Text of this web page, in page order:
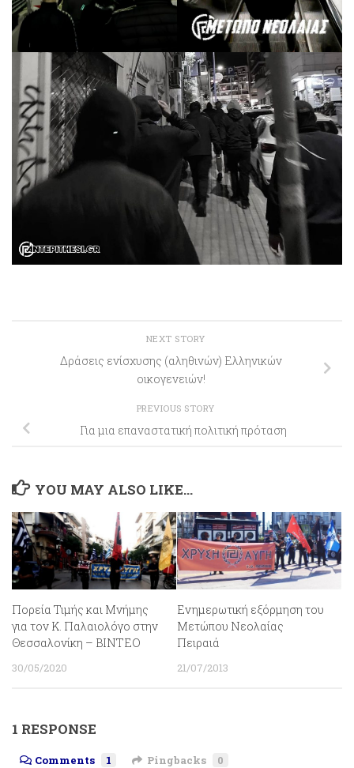
NEXT STORY
Δράσεις ενίσχυσης (αληθινών) Ελληνικών
οικογενειών!
PREVIOUS STORY
Για μια επαναστατική πολιτική πρόταση
YOU MAY ALSO LIKE...
Πορεία Τιμής και Μνήμης
για τον Κ. Παλαιολόγο στην
Θεσσαλονίκη – ΒΙΝΤΕΟ
30/05/2020
Ενημερωτική εξόρμηση του
Μετώπου Νεολαίας
Πειραιά
21/07/2013
1 RESPONSE
Comments 1 Pingbacks 0